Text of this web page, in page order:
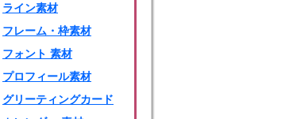
ライン素材
フレーム・枠素材
フォント 素材
プロフィール素材
グリーティングカード